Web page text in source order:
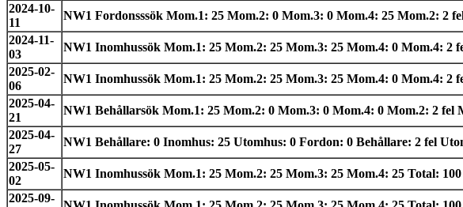
2024-10-
11
NW1 Fordonsssök Mom.1: 25 Mom.2: 0 Mom.3: 0 Mom.4: 25 Mom.2: 2
2024-11-
03
NW1 Inomhussök Mom.1: 25 Mom.2: 25 Mom.3: 25 Mom.4: 0 Mom.4: 2
2025-02-
06
NW1 Inomhussök Mom.1: 25 Mom.2: 25 Mom.3: 25 Mom.4: 0 Mom.4: 2
2025-04-
21
NW1 Behållarsök Mom.1: 25 Mom.2: 0 Mom.3: 0 Mom.4: 0 Mom.2: 2
2025-04-
27
NW1 Behållare: 0 Inomhus: 25 Utomhus: 0 Fordon: 0 Behållare: 2 fel
2025-05-
02
NW1 Inomhussök Mom.1: 25 Mom.2: 25 Mom.3: 25 Mom.4: 25 Total:
2025-09-